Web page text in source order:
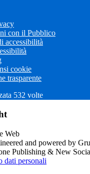
con il Pubblico
accessibilità
cookie
trasparente
532 volte
and powered by
Publishing & New
dati personali